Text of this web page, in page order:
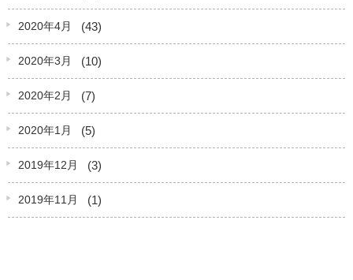
2020年4月 (43)
2020年3月 (10)
2020年2月 (7)
2020年1月 (5)
2019年12月 (3)
2019年11月 (1)